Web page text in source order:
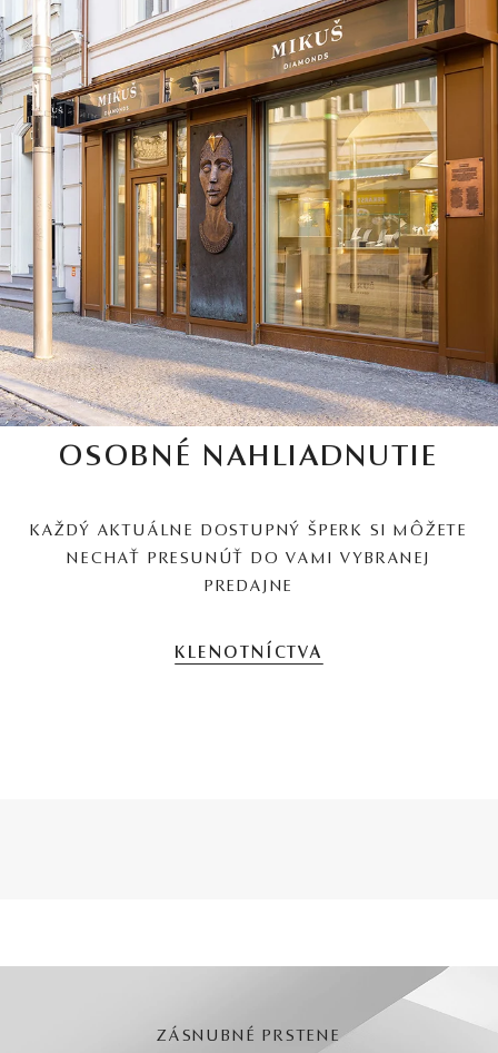
OSOBNÉ NAHLIADNUTIE
KAŽDÝ AKTUÁLNE DOSTUPNÝ ŠPERK SI MÔŽETE
NECHAŤ PRESUNÚŤ DO VAMI VYBRANEJ
PREDAJNE
KLENOTNÍCTVA
ZÁSNUBNÉ PRSTENE